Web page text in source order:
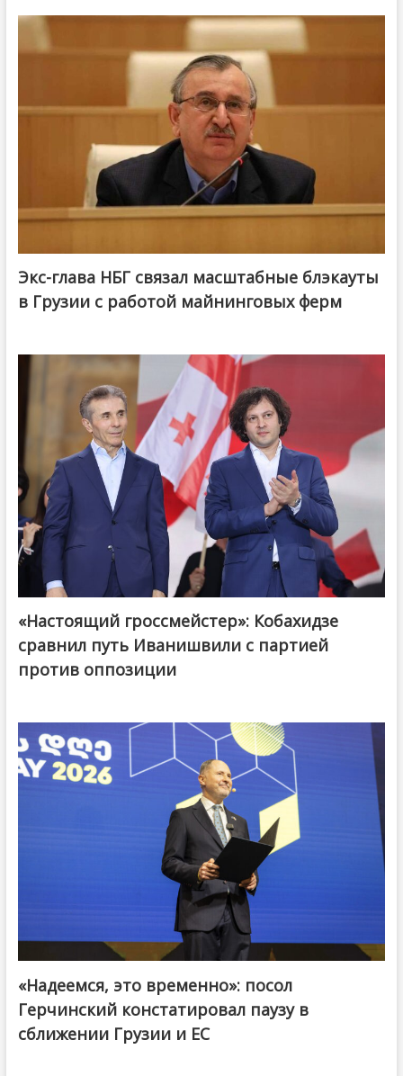
Экс-глава НБГ связал масштабные блэкауты
в Грузии с работой майнинговых ферм
@ქართული ოცნება / Georgian Dream
«Настоящий гроссмейстер»: Кобахидзе
сравнил путь Иванишвили с партией
против оппозиции
«Надеемся, это временно»: посол
Герчинский констатировал паузу в
сближении Грузии и ЕС